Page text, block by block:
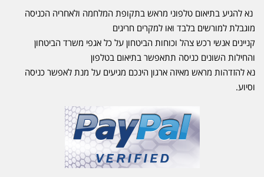
נא להגיע בתיאום טלפוני מראש בתקופת המלחמה ולאחריה הכניסה
מוגבלת למורשים בלבד ואו למקרים חריגים
קניינים אנשי רכש צהל וכוחות הביטחון על כל אגפי משרד הביטחון
והחילות השונים כניסה תתאפשר בתיאום בטלפון
נא להזדהות מראש מאיזה ארגון הינכם מגיעים על מנת לאפשר כניסה
וסיוע.